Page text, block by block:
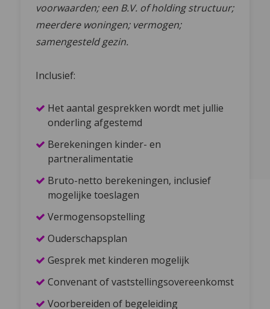
voorwaarden; een B.V. of holding structuur;
meerdere woningen; vermogen;
samengesteld gezin.
Inclusief:
Het aantal gesprekken wordt met jullie
onderling afgestemd
Berekeningen kinder- en
partneralimentatie
Bruto-netto berekeningen, inclusief
mogelijke toeslagen
Vermogensopstelling
Ouderschapsplan
Gesprek met kinderen mogelijk
Convenant of vaststellingsovereenkomst
Voorbereiden of begeleiding